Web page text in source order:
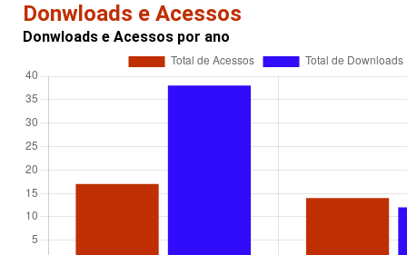
Donwloads e Acessos
Donwloads e Acessos por ano